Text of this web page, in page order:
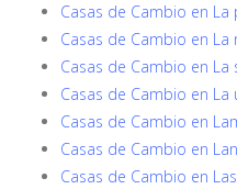
Casas de Cambio en La
Casas de Cambio en La
Casas de Cambio en
Casas de Cambio en La
Casas de Cambio en
Casas de Cambio en
Casas de Cambio en